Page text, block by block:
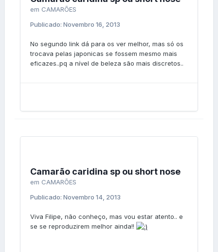
em CAMARÕES
Publicado: Novembro 16, 2013
No segundo link dá para os ver melhor, mas só os
trocava pelas japonicas se fossem mesmo mais
eficazes..pq a nível de beleza são mais discretos..
Camarão caridina sp ou short nose
em CAMARÕES
Publicado: Novembro 14, 2013
Viva Filipe, não conheço, mas vou estar atento.. e
se se reproduzirem melhor ainda!!